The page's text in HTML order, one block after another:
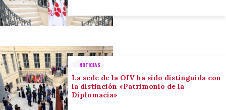
NOTICIAS
La sede de la OIV ha sido distinguida con
la distinción «Patrimonio de la
Diplomacia»